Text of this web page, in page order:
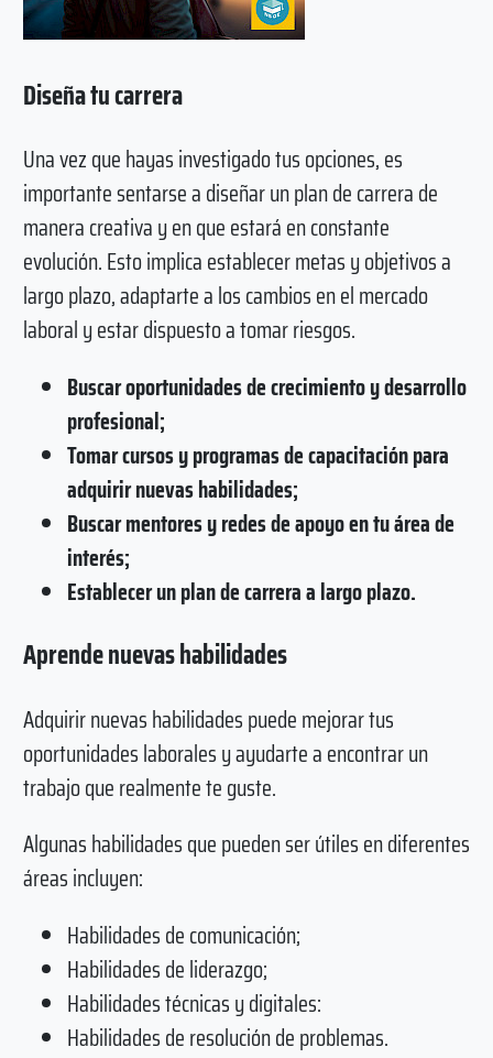
Diseña tu carrera
Una vez que hayas investigado tus opciones, es
importante sentarse a diseñar un plan de carrera de
manera creativa y en que estará en constante
evolución. Esto implica establecer metas y objetivos a
largo plazo, adaptarte a los cambios en el mercado
laboral y estar dispuesto a tomar riesgos.
Buscar oportunidades de crecimiento y desarrollo
profesional;
Tomar cursos y programas de capacitación para
adquirir nuevas habilidades;
Buscar mentores y redes de apoyo en tu área de
interés;
Establecer un plan de carrera a largo plazo.
Aprende nuevas habilidades
Adquirir nuevas habilidades puede mejorar tus
oportunidades laborales y ayudarte a encontrar un
trabajo que realmente te guste.
Algunas habilidades que pueden ser útiles en diferentes
áreas incluyen:
Habilidades de comunicación;
Habilidades de liderazgo;
Habilidades técnicas y digitales:
Habilidades de resolución de problemas.